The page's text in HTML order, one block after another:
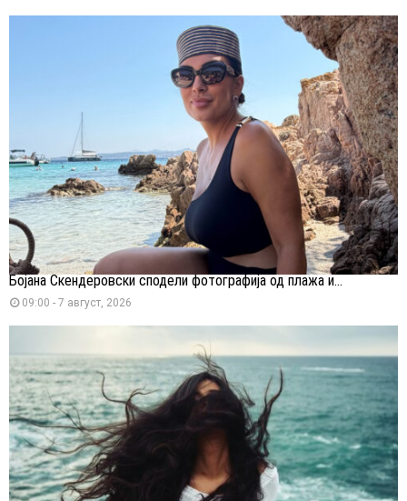
Бојана Скендеровски сподели фотографија од плажа и...
09:00 - 7 август, 2026